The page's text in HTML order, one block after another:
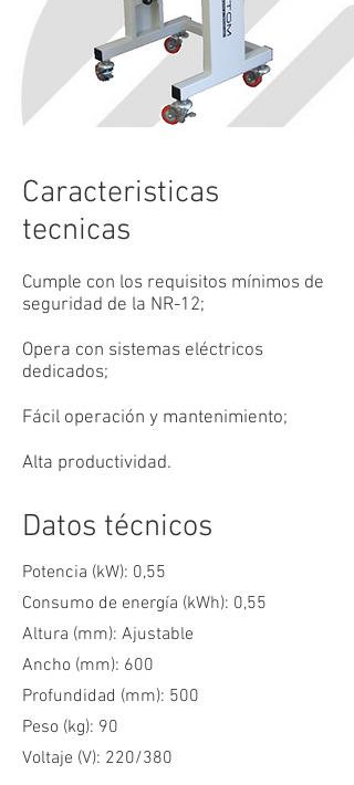
Caracteristicas
tecnicas
Cumple con los requisitos mínimos de
seguridad de la NR-12;
Opera con sistemas eléctricos
dedicados;
Fácil operación y mantenimiento;
Alta productividad.
Datos técnicos
Potencia (kW): 0,55
Consumo de energía (kWh): 0,55
Altura (mm): Ajustable
Ancho (mm): 600
Profundidad (mm): 500
Peso (kg): 90
Voltaje (V): 220/380